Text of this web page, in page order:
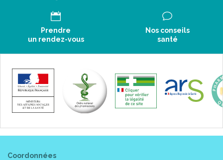
Prendre
un rendez-vous
Nos conseils
santé
Coordonnées